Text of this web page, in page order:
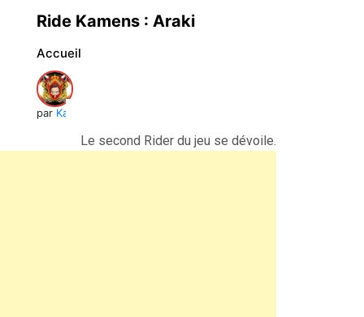
Ride Kamens : Araki
Accueil
par Kai
Le second Rider du jeu se dévoile.